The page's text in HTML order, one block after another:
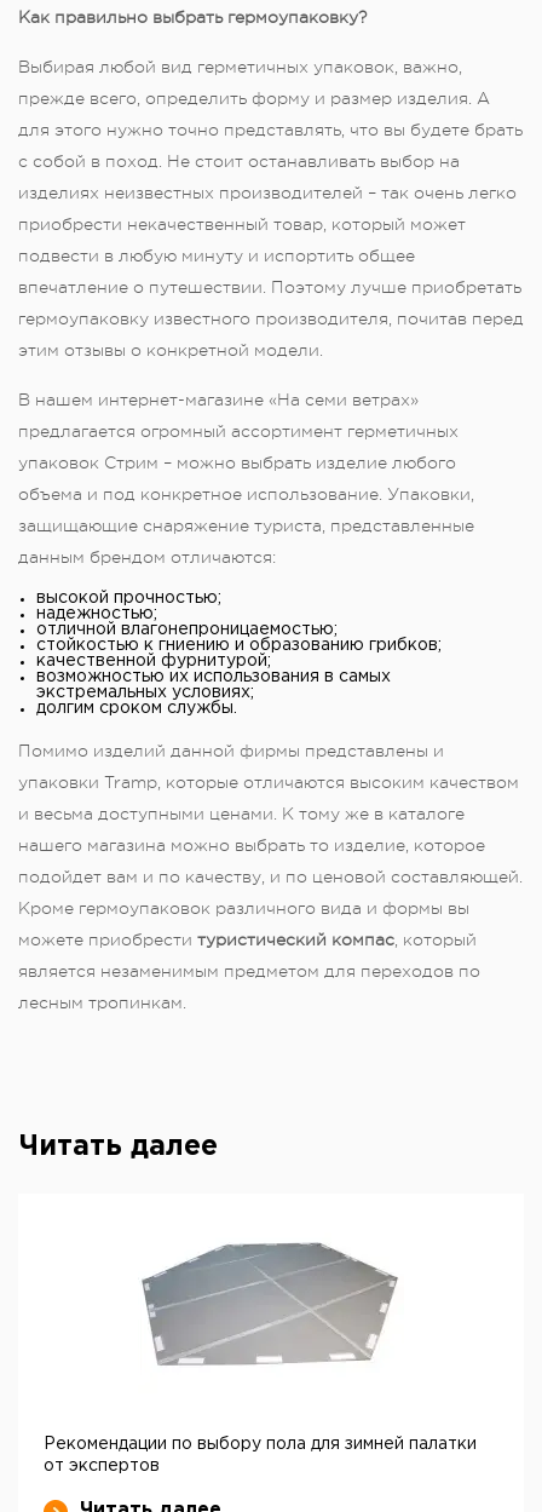
Как правильно выбрать гермоупаковку?
Выбирая любой вид герметичных упаковок, важно,
прежде всего, определить форму и размер изделия. А
для этого нужно точно представлять, что вы будете брать
с собой в поход. Не стоит останавливать выбор на
изделиях неизвестных производителей – так очень легко
приобрести некачественный товар, который может
подвести в любую минуту и испортить общее
впечатление о путешествии. Поэтому лучше приобретать
гермоупаковку известного производителя, почитав перед
этим отзывы о конкретной модели.
В нашем интернет-магазине «На семи ветрах»
предлагается огромный ассортимент герметичных
упаковок Стрим – можно выбрать изделие любого
объема и под конкретное использование. Упаковки,
защищающие снаряжение туриста, представленные
данным брендом отличаются:
высокой прочностью;
надежностью;
отличной влагонепроницаемостью;
стойкостью к гниению и образованию грибков;
качественной фурнитурой;
возможностью их использования в самых
экстремальных условиях;
долгим сроком службы.
Помимо изделий данной фирмы представлены и
упаковки Tramp, которые отличаются высоким качеством
и весьма доступными ценами. К тому же в каталоге
нашего магазина можно выбрать то изделие, которое
подойдет вам и по качеству, и по ценовой составляющей.
Кроме гермоупаковок различного вида и формы вы
можете приобрести туристический компас , который
является незаменимым предметом для переходов по
лесным тропинкам.
Читать далее
Рекомендации по выбору пола для зимней палатки
от экспертов